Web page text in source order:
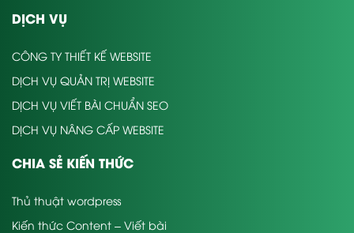
DỊCH VỤ
CÔNG TY THIẾT KẾ WEBSITE
DỊCH VỤ QUẢN TRỊ WEBSITE
DỊCH VỤ VIẾT BÀI CHUẨN SEO
DỊCH VỤ NÂNG CẤP WEBSITE
CHIA SẺ KIẾN THỨC
Thủ thuật wordpress
Kiến thức Content – Viết bài